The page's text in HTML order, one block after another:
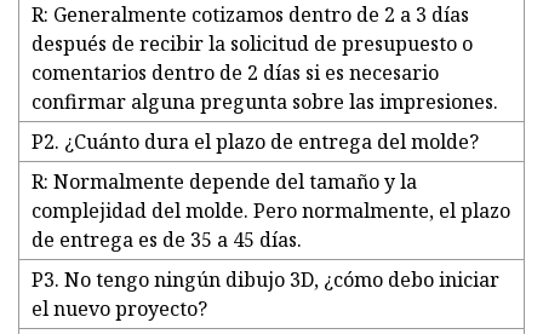
R: Generalmente cotizamos dentro de 2 a 3 días
después de recibir la solicitud de presupuesto o
comentarios dentro de 2 días si es necesario
confirmar alguna pregunta sobre las impresiones.
P2. ¿Cuánto dura el plazo de entrega del molde?
R: Normalmente depende del tamaño y la
complejidad del molde. Pero normalmente, el plazo
de entrega es de 35 a 45 días.
P3. No tengo ningún dibujo 3D, ¿cómo debo iniciar
el nuevo proyecto?